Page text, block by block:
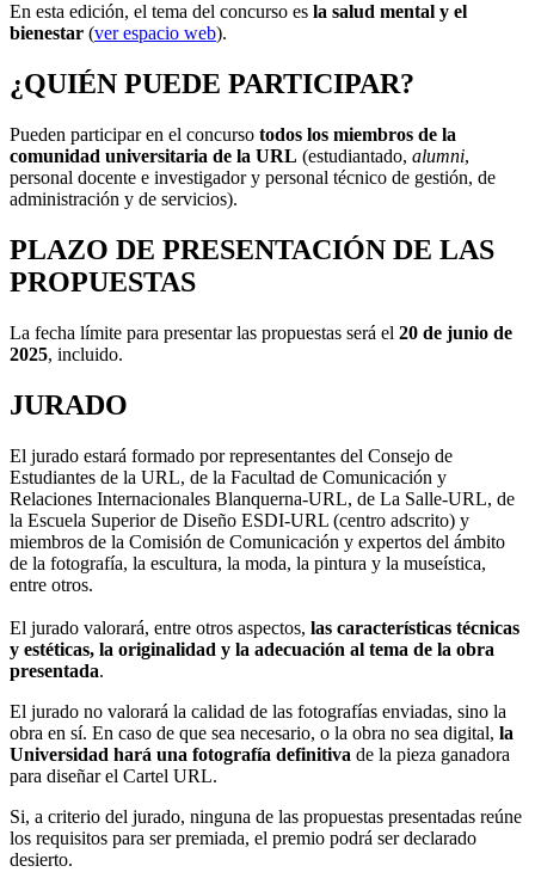
En esta edición, el tema del concurso es la salud mental y el
bienestar (ver espacio web).
¿QUIÉN PUEDE PARTICIPAR?
Pueden participar en el concurso todos los miembros de la
comunidad universitaria de la URL (estudiantado, alumni,
personal docente e investigador y personal técnico de gestión, de
administración y de servicios).
PLAZO DE PRESENTACIÓN DE LAS
PROPUESTAS
La fecha límite para presentar las propuestas será el 20 de junio de
2025, incluido.
JURADO
El jurado estará formado por representantes del Consejo de
Estudiantes de la URL, de la Facultad de Comunicación y
Relaciones Internacionales Blanquerna-URL, de La Salle-URL, de
la Escuela Superior de Diseño ESDI-URL (centro adscrito) y
miembros de la Comisión de Comunicación y expertos del ámbito
de la fotografía, la escultura, la moda, la pintura y la museística,
entre otros.
El jurado valorará, entre otros aspectos, las características técnicas
y estéticas, la originalidad y la adecuación al tema de la obra
presentada.
El jurado no valorará la calidad de las fotografías enviadas, sino la
obra en sí. En caso de que sea necesario, o la obra no sea digital, la
Universidad hará una fotografía definitiva de la pieza ganadora
para diseñar el Cartel URL.
Si, a criterio del jurado, ninguna de las propuestas presentadas reúne
los requisitos para ser premiada, el premio podrá ser declarado
desierto.